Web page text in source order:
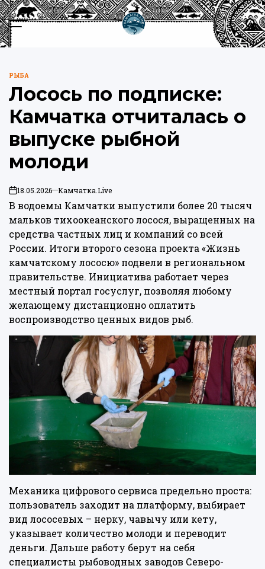
Перейти
к
содержимому
Меню
ОПУБЛИКОВАНО
В
РЫБА
Лосось по подписке:
Камчатка отчиталась о
выпуске рыбной
молоди
on18.05.2026 Камчатка.Live
В водоемы Камчатки выпустили более 20 тысяч
мальков тихоокеанского лосося, выращенных на
средства частных лиц и компаний со всей
России. Итоги второго сезона проекта «Жизнь
камчатскому лососю» подвели в региональном
правительстве. Инициатива работает через
местный портал госуслуг, позволяя любому
желающему дистанционно оплатить
воспроизводство ценных видов рыб.
Механика цифрового сервиса предельно проста:
пользователь заходит на платформу, выбирает
вид лососевых – нерку, чавычу или кету,
указывает количество молоди и переводит
деньги. Дальше работу берут на себя
специалисты рыбоводных заводов Северо-